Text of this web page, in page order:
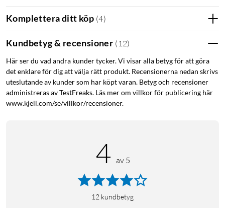
Anslutningskabel till adapter: 5 m
Längd på ljustrådar: ca 20 cm
I förpackningen
Ringljusslinga
Strömadapter
Bruksanvisning
Komplettera ditt köp (4)
Kundbetyg & recensioner ( 12)
Här ser du vad andra kunder tycker. Vi visar alla betyg för att göra
det enklare för dig att välja rätt produkt. Recensionerna nedan skrivs
uteslutande av kunder som har köpt varan. Betyg och recensioner
administreras av TestFreaks. Läs mer om villkor för publicering här
www.kjell.com/se/villkor/recensioner.
4 av 5
12 kundbetyg